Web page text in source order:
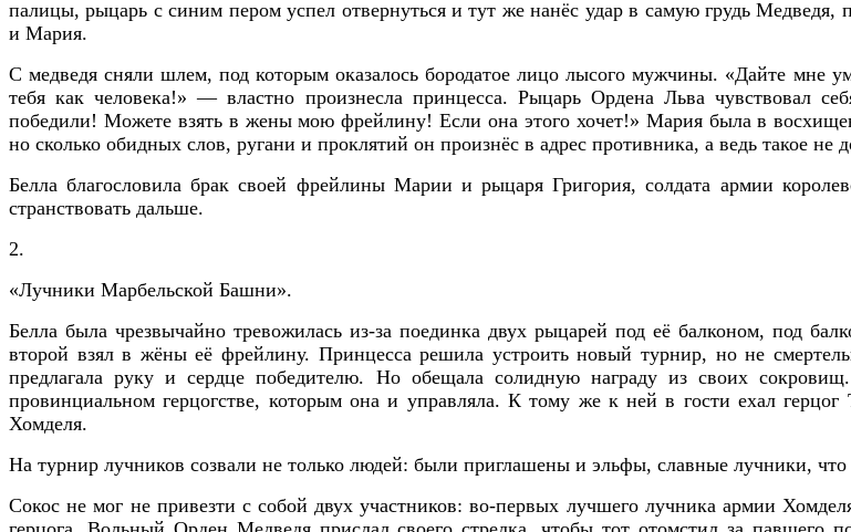
палицы, рыцарь с синим пером успел отвернуться и тут же нанёс удар в самую грудь
и Мария.
С медведя сняли шлем, под которым оказалось бородатое лицо лысого мужчины. «Дайте мне
тебя как человека!» — властно произнесла принцесса. Рыцарь Ордена Льва чувствовал
победили! Можете взять в жены мою фрейлину! Если она этого хочет!» Мария была в
но сколько обидных слов, ругани и проклятий он произнёс в адрес противника, а ведь такое
Белла благословила брак своей фрейлины Марии и рыцаря Григория, солдата армии
странствовать дальше.
2.
«Лучники Марбельской Башни».
Белла была чрезвычайно тревожилась из-за поединка двух рыцарей под её балконом, под
второй взял в жёны её фрейлину. Принцесса решила устроить новый турнир, но не
предлагала руку и сердце победителю. Но обещала солидную награду из своих
провинциальном герцогстве, которым она и управляла. К тому же к ней в гости ехал
Хомделя.
На турнир лучников созвали не только людей: были приглашены и эльфы, славные лучники,
Сокос не мог не привезти с собой двух участников: во-первых лучшего лучника армии